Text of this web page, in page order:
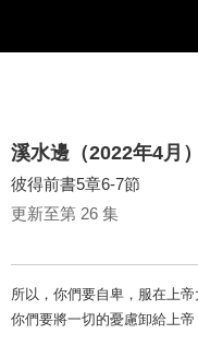
溪水邊（2022年4月）
彼得前書5章6-7節
更新至第 26 集
所以，你們要自卑，服在上
你們要將一切的憂慮卸給上帝